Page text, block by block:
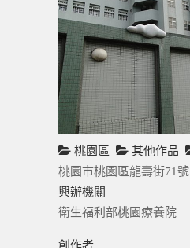
桃園區 其他作品
桃園市桃園區龍壽街71號
興辦機關
衛生福利部桃園療養院